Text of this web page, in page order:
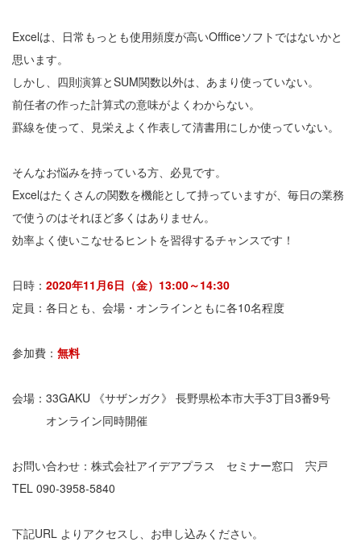
Excelは、日常もっとも使用頻度が高いOffficeソフトではないかと
思います。
しかし、四則演算とSUM関数以外は、あまり使っていない。
前任者の作った計算式の意味がよくわからない。
罫線を使って、見栄えよく作表して清書用にしか使っていない。
そんなお悩みを持っている方、必見です。
Excelはたくさんの関数を機能として持っていますが、毎日の業務
で使うのはそれほど多くはありません。
効率よく使いこなせるヒントを習得するチャンスです！
日時： 2020年11月6日（金）13:00～14:30
定員：各日とも、会場・オンラインともに各10名程度
参加費： 無料
会場：33GAKU 《サザンガク》 長野県松本市大手3丁目3番9号
オンライン同時開催
お問い合わせ：株式会社アイデアプラス セミナー窓口 宍戸
TEL 090-3958-5840
下記URL よりアクセスし、お申し込みください。